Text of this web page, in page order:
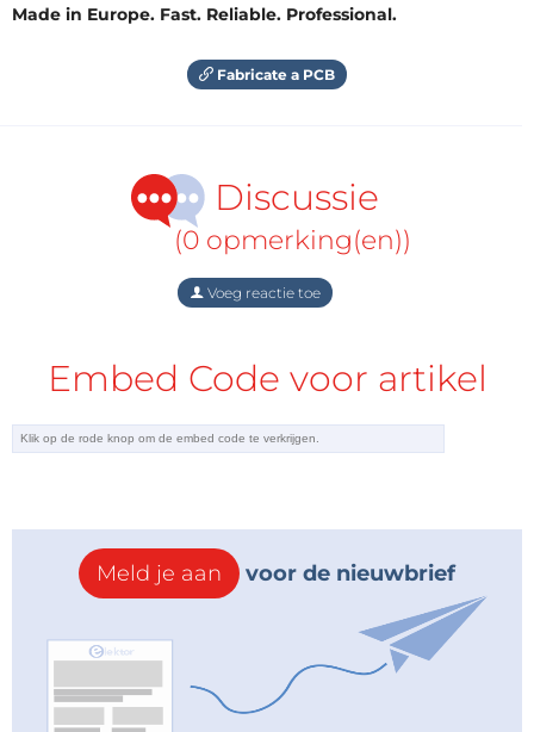
Made in Europe. Fast. Reliable. Professional.
Fabricate a PCB
Discussie
(0 opmerking(en))
Voeg reactie toe
Embed Code voor artikel
Meld je aan voor de nieuwbrief